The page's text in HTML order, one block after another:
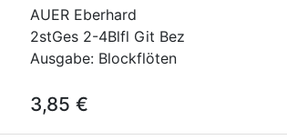
AUER Eberhard
2stGes 2-4Blfl Git Bez
Ausgabe: Blockflöten
3,85 €